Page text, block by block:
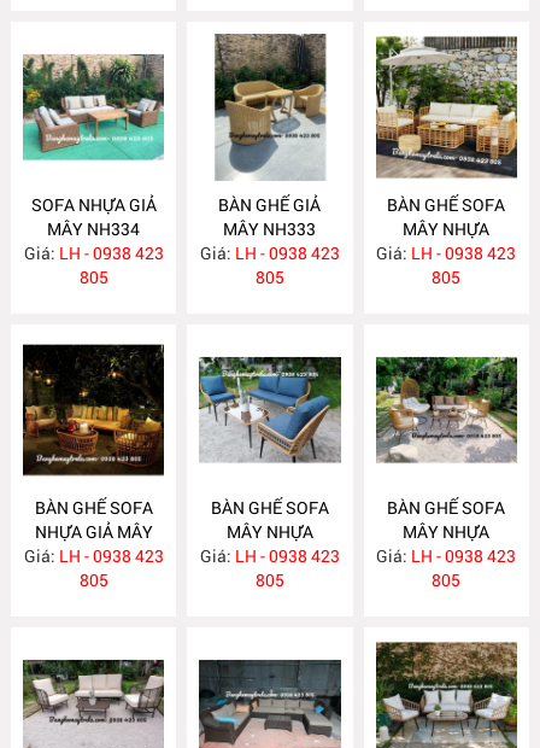
SOFA NHỰA GIẢ
MÂY NH334
Giá: LH - 0938 423
805
BÀN GHẾ GIẢ
MÂY NH333
Giá: LH - 0938 423
805
BÀN GHẾ SOFA
MÂY NHỰA
NH332
Giá: LH - 0938 423
805
BÀN GHẾ SOFA
NHỰA GIẢ MÂY
NH331
Giá: LH - 0938 423
805
BÀN GHẾ SOFA
MÂY NHỰA
NH330
Giá: LH - 0938 423
805
BÀN GHẾ SOFA
MÂY NHỰA
NH329
Giá: LH - 0938 423
805